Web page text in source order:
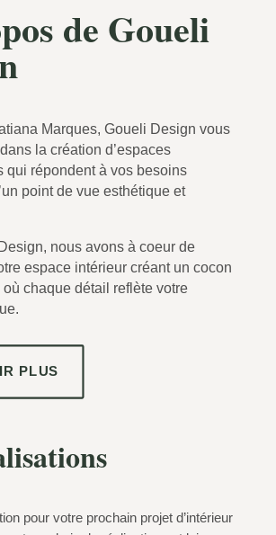
de Goueli
Marques, Goueli Design vous
la création d’espaces
qui répondent à vos besoins
point de vue esthétique et
nous avons à coeur de
espace intérieurcréant un cocon
chaque détail reflète votre
PLUS
pour votre prochain projet d’intérieur